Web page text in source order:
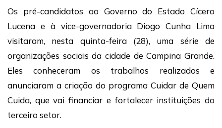
Os pré-candidatos ao Governo do Estado Cícero
Lucena e à vice-governadoria Diogo Cunha Lima
visitaram, nesta quinta-feira (28), uma série de
organizações sociais da cidade de Campina Grande.
Eles conheceram os trabalhos realizados e
anunciaram a criação do programa Cuidar de Quem
Cuida, que vai financiar e fortalecer instituições do
terceiro setor.